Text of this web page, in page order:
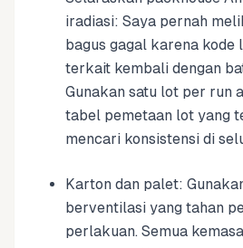
iradiasi: Saya pernah
bagus gagal karena
terkait kembali dengan
Gunakan satu lot per run
tabel pemetaan lot yang
mencari konsistensi di
Karton dan palet:
berventilasi yang tahan
perlakuan. Semua